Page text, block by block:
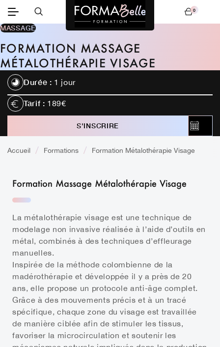
0
MASSAGE
FORMATION MASSAGE
MÉTALOTHÉRAPIE VISAGE
Durée : 1 jour
Tarif : 189€
S'INSCRIRE
Accueil Formations Formation Métalothérapie Visage
Formation Massage Métalothérapie Visage
La métalothérapie visage est une technique de
modelage non invasive réalisée à l’aide d’outils en
métal, combinés à des techniques d’effleurage
manuelles.
Inspirée de la méthode colombienne de la
madérothérapie et développée il y a près de 20
ans, elle propose un protocole anti-âge complet.
Grâce à des mouvements précis et à un tracé
spécifique, chaque zone du visage est travaillée
de manière ciblée afin de stimuler les tissus,
favoriser la microcirculation et soutenir les